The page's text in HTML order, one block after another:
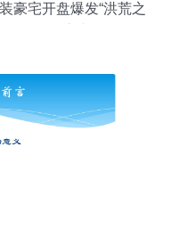
豪宅开盘爆发“洪荒之
镇江房地产信息|镇江
产|房产|买房|租房|镇